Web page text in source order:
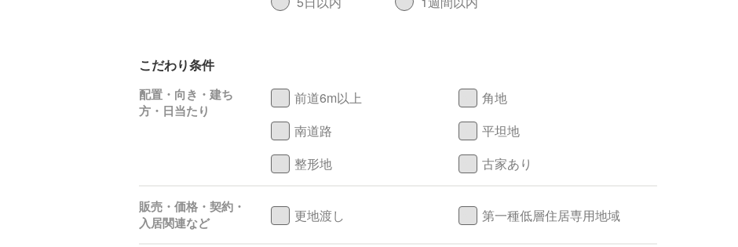
こだわり条件
配置・向き・建ち
方・日当たり
前道6m以上
角地
南道路
平坦地
整形地
古家あり
販売・価格・契約・
入居関連など
更地渡し 第一種低層住居専用地域